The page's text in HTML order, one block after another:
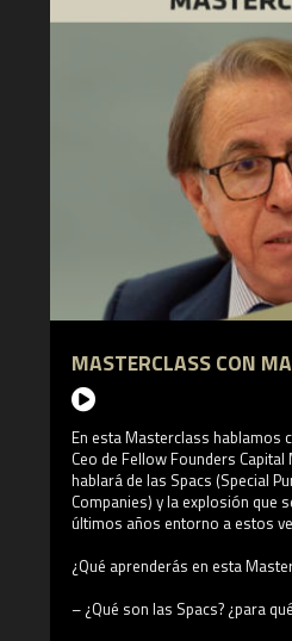
MASTERCLASS CON
En esta Masterclass hablamos
Ceo de Fellow Founders
hablará de las Spacs (Special
Companies) y la explosión que
últimos años entorno a estos
¿Qué aprenderás en esta
– ¿Qué son las Spacs? ¿para